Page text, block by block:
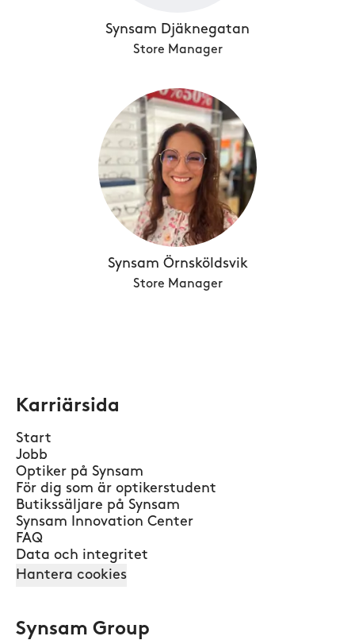
Synsam Djäknegatan
Store Manager
Synsam Örnsköldsvik
Store Manager
Karriärsida
Start
Jobb
Optiker på Synsam
För dig som är optikerstudent
Butikssäljare på Synsam
Synsam Innovation Center
FAQ
Data och integritet
Hantera cookies
Synsam Group